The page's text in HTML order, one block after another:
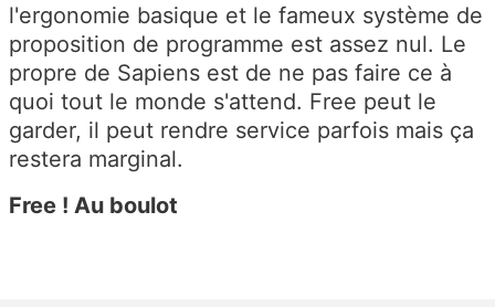
l'ergonomie basique et le fameux système de
proposition de programme est assez nul. Le
propre de Sapiens est de ne pas faire ce à
quoi tout le monde s'attend. Free peut le
garder, il peut rendre service parfois mais ça
restera marginal.
Free ! Au boulot